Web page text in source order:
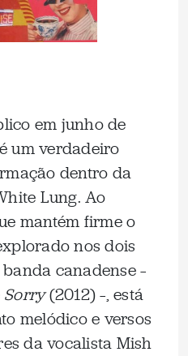
em junho de
um verdadeiro
dentro da
Lung. Ao
mantém firme o
nos dois
canadense –
Sorry(2012) –, está
melódico e versos
da vocalista Mish